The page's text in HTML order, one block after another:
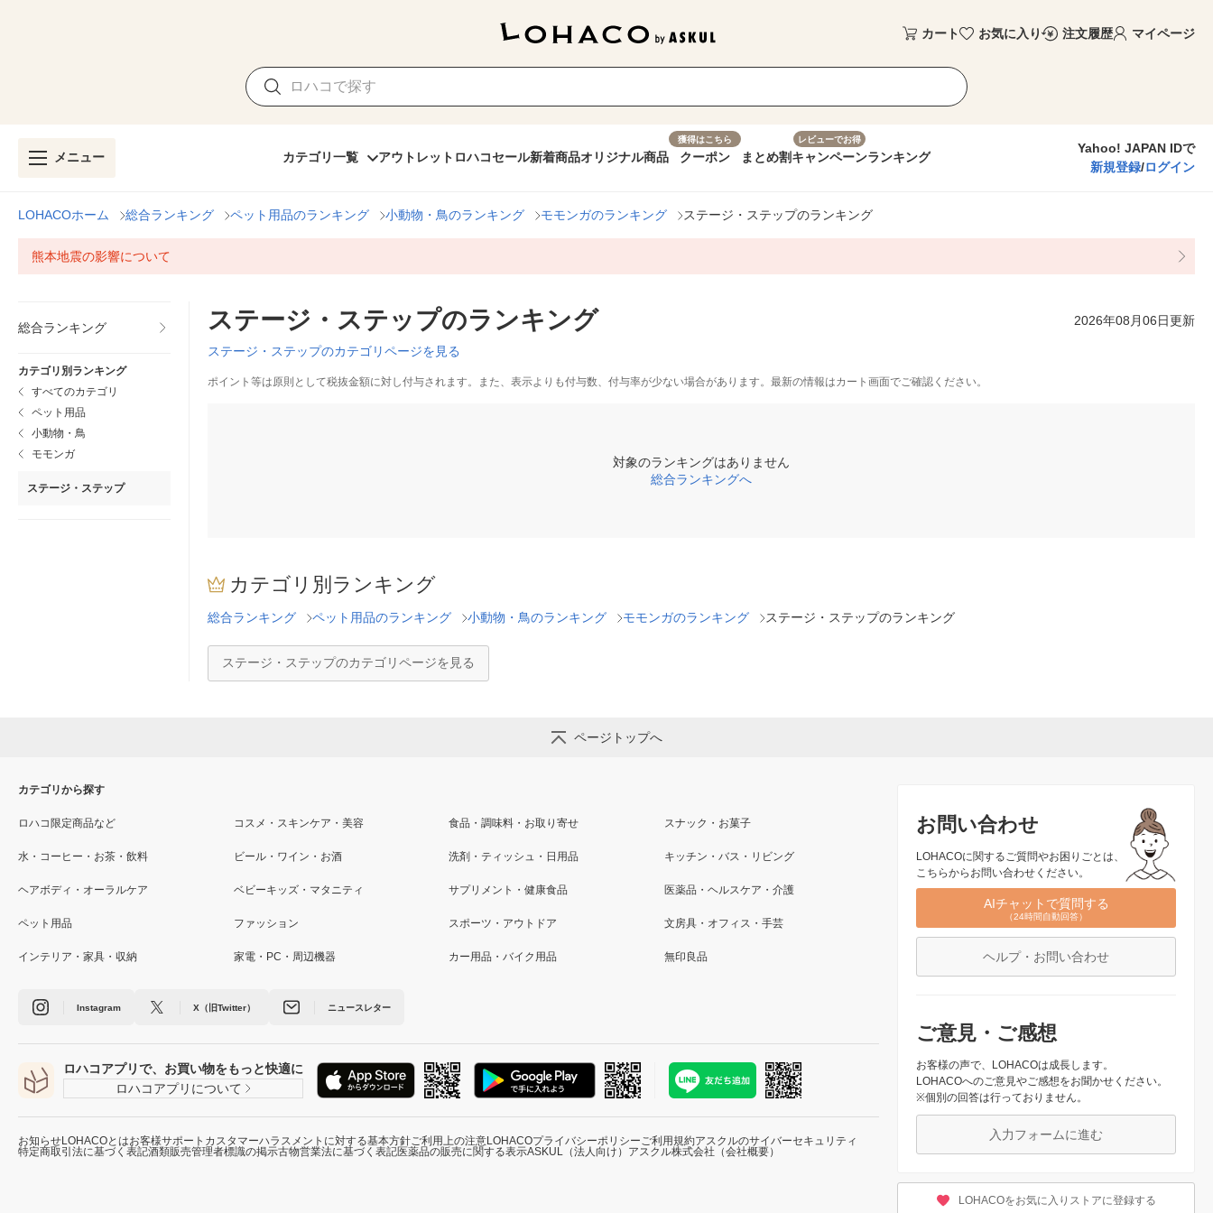
カート お気に入り 注文履歴 マイページ
メニュー カテゴリ一覧 アウトレット ロハコセール新着商品オリジナル商品
獲得はこちら
クーポン まとめ割
レビューでお得
キャンペーンランキング
Yahoo! JAPAN IDで
新規登録/ログイン
LOHACOホーム 総合ランキング ペット用品のランキング 小動物・鳥のランキング モモンガのランキング ステージ・ステップのランキング
熊本地震の影響について
総合ランキング
カテゴリ別ランキング
すべてのカテゴリ
ペット用品
小動物・鳥
モモンガ
ステージ・ステップ
ステージ・ステップのランキング 2026年08月06日更新
ステージ・ステップのカテゴリページを見る
ポイント等は原則として税抜金額に対し付与されます。また、表示よりも付与数、付与率が少ない場合があります。最新の情報はカート画面でご確認ください。
対象のランキングはありません
総合ランキングへ
カテゴリ別ランキング
総合ランキング ペット用品のランキング 小動物・鳥のランキング モモンガのランキング ステージ・ステップのランキング
ステージ・ステップのカテゴリページを見る
ページトップへ
お問い合わせ
LOHACOに関するご質問やお困りごとは、
こちらからお問い合わせください。
AIチャットで質問する
（24時間自動回答）
ヘルプ・お問い合わせ
ご意見・ご感想
お客様の声で、LOHACOは成長します。
LOHACOへのご意見やご感想をお聞かせください。
※個別の回答は行っておりません。
入力フォームに進む
LOHACOをお気に入りストアに登録する
カテゴリから探す
ロハコ限定商品など コスメ・スキンケア・美容 食品・調味料・お取り寄せ スナック・お菓子
水・コーヒー・お茶・飲料 ビール・ワイン・お酒 洗剤・ティッシュ・日用品 キッチン・バス・リビング
ヘアボディ・オーラルケア ベビーキッズ・マタニティ サプリメント・健康食品 医薬品・ヘルスケア・介護
ペット用品 ファッション スポーツ・アウトドア 文房具・オフィス・手芸
インテリア・家具・収納 家電・PC・周辺機器 カー用品・バイク用品 無印良品
Instagram X（旧Twitter） ニュースレター
ロハコアプリで、お買い物をもっと快適に
ロハコアプリについて
お知らせLOHACOとはお客様サポート カスタマーハラスメントに対する基本方針ご利用上の注意LOHACOプライバシーポリシーご利用規約アスクルのサイバーセキュリティ
特定商取引法に基づく表記酒類販売管理者標識の掲示古物営業法に基づく表記医薬品の販売に関する表示ASKUL（法人向け） アスクル株式会社（会社概要）